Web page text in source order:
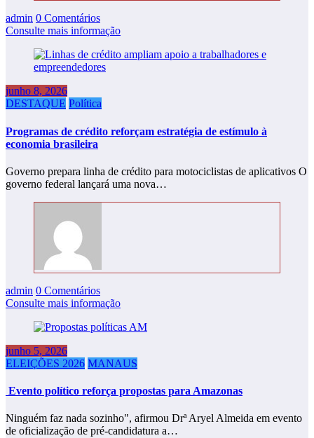
admin 0 Comentários
Consulte mais informação
junho 8, 2026
DESTAQUE Política
Programas de crédito reforçam estratégia de estímulo à
economia brasileira
Governo prepara linha de crédito para motociclistas de aplicativos O
governo federal lançará uma nova…
admin 0 Comentários
Consulte mais informação
junho 5, 2026
ELEIÇÕES 2026 MANAUS
Evento político reforça propostas para Amazonas
Ninguém faz nada sozinho", afirmou Drª Aryel Almeida em evento
de oficialização de pré-candidatura a…